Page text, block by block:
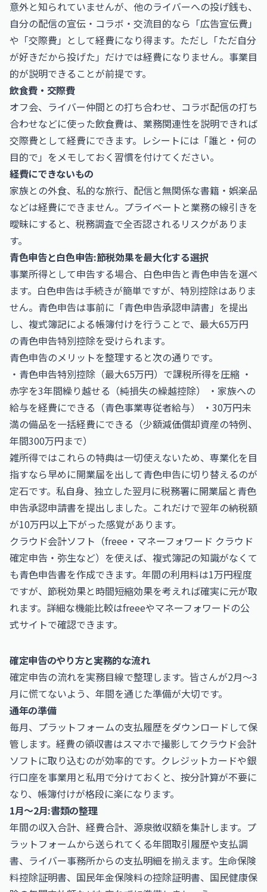
意外と知られていませんが、他のライバーへの投げ銭も、
自分の配信の宣伝・コラボ・交流目的なら「広告宣伝費」
や「交際費」として経費になり得ます。ただし「ただ自分
が好きだから投げた」だけでは経費になりません。事業目
的が説明できることが前提です。
飲食費・交際費
オフ会、ライバー仲間との打ち合わせ、コラボ配信の打ち
合わせなどに使った飲食費は、業務関連性を説明できれば
交際費として経費にできます。レシートには「誰と・何の
目的で」をメモしておく習慣を付けてください。
経費にできないもの
家族との外食、私的な旅行、配信と無関係な書籍・娯楽品
などは経費にできません。プライベートと業務の線引きを
曖昧にすると、税務調査で全否認されるリスクがありま
す。
青色申告と白色申告:節税効果を最大化する選択
事業所得として申告する場合、白色申告と青色申告を選べ
ます。白色申告は手続きが簡単ですが、特別控除はありま
せん。青色申告は事前に「青色申告承認申請書」を提出
し、複式簿記による帳簿付けを行うことで、最大65万円
の青色申告特別控除を受けられます。
青色申告のメリットを整理すると次の通りです。
・青色申告特別控除（最大65万円）で課税所得を圧縮 ・
赤字を3年間繰り越せる（純損失の繰越控除） ・家族への
給与を経費にできる（青色事業専従者給与） ・30万円未
満の備品を一括経費にできる（少額減価償却資産の特例、
年間300万円まで）
雑所得ではこれらの特典は一切使えないため、専業化を目
指すなら早めに開業届を出して青色申告に切り替えるのが
定石です。私自身、独立した翌月に税務署に開業届と青色
申告承認申請書を提出しました。これだけで翌年の納税額
が10万円以上下がった感覚があります。
クラウド会計ソフト（freee・マネーフォワード クラウド
確定申告・弥生など）を使えば、複式簿記の知識がなくて
も青色申告書を作成できます。年間の利用料は1万円程度
ですが、節税効果と時間短縮効果を考えれば確実に元が取
れます。詳細な機能比較はfreeeやマネーフォワードの公
式サイトで確認できます。
確定申告のやり方と実務的な流れ
確定申告の流れを実務目線で整理します。皆さんが2月〜3
月に慌てないよう、年間を通じた準備が大切です。
通年の準備
毎月、プラットフォームの支払履歴をダウンロードして保
管します。経費の領収書はスマホで撮影してクラウド会計
ソフトに取り込むのが効率的です。クレジットカードや銀
行口座を事業用と私用で分けておくと、按分計算が不要に
なり、帳簿付けが格段に楽になります。
1月〜2月:書類の整理
年間の収入合計、経費合計、源泉徴収額を集計します。プ
ラットフォームから送られてくる年間取引履歴や支払調
書、ライバー事務所からの支払明細を揃えます。生命保険
料控除証明書、国民年金保険料の控除証明書、国民健康保